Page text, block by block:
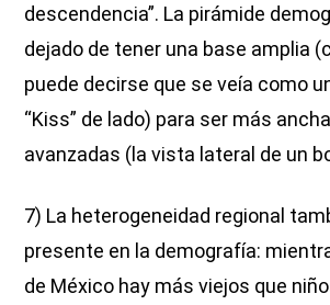
descendencia”. La pirámide
dejado de tener una base amplia
puede decirse que se veía como
“Kiss” de lado) para ser más
avanzadas (la vista lateral de un
7) La heterogeneidad regional
presente en la demografía:
de México hay más viejos que